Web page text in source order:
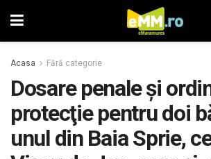
Acasa Fără categorie
Dosare penale şi
protecţie pentru doi
unul din Baia Sprie,